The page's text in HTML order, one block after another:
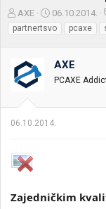
Z
a
č
t
n
e
e
AXE
D
a
t
m
p
e
06.10.2014.
partnertsvo
pcaxe
AXE
PCAXE
06.10.2014.
Zajedničkim